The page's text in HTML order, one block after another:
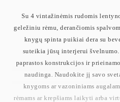
Su 4 vintažinėmis rudomis
geležiniu rėmu, derančiomis
knygų spinta puikiai dera su
suteikia jūsų interjerui
paprastos konstrukcijos ir
naudinga. Naudokite jį savo
knygoms ar vazoniniams
rėmams ar krepšiams laikyti arba